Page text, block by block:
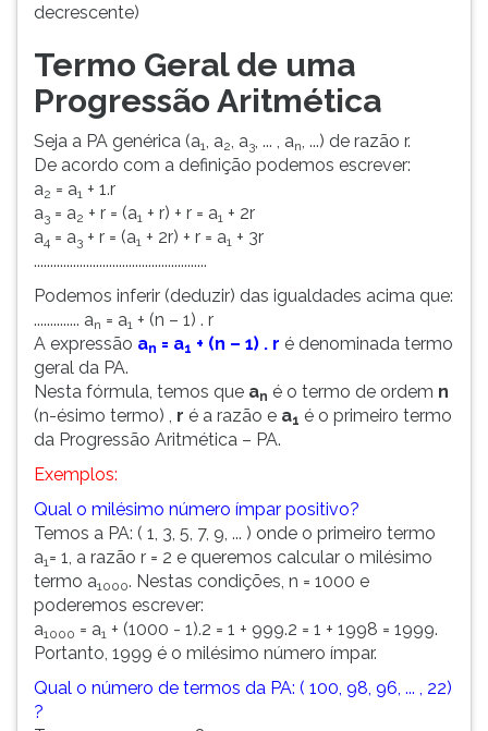
decrescente)
Termo Geral de uma
Progressão Aritmética
Seja a PA genérica (a1, a2, a3, ... , an, ...) de razão r.
De acordo com a definição podemos escrever:
a2 = a1 + 1.r
a3 = a2 + r = (a1 + r) + r = a1 + 2r
a4 = a3 + r = (a1 + 2r) + r = a1 + 3r
.....................................................
Podemos inferir (deduzir) das igualdades acima que:
.............. an = a1 + (n – 1) . r
A expressão an = a1 + (n – 1) . r é denominada termo
geral da PA.
Nesta fórmula, temos que an é o termo de ordem n
(n-ésimo termo) , r é a razão e a1 é o primeiro termo
da Progressão Aritmética – PA.
Exemplos:
Qual o milésimo número ímpar positivo?
Temos a PA: ( 1, 3, 5, 7, 9, ... ) onde o primeiro termo
a1= 1, a razão r = 2 e queremos calcular o milésimo
termo a1000. Nestas condições, n = 1000 e
poderemos escrever:
a1000 = a1 + (1000 - 1).2 = 1 + 999.2 = 1 + 1998 = 1999.
Portanto, 1999 é o milésimo número ímpar.
Qual o número de termos da PA: ( 100, 98, 96, ... , 22)
?